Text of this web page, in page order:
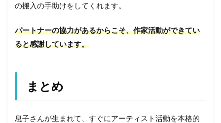
の搬入の手助けをしてくれます。
パートナーの協力があるからこそ、作家活動ができてい
ると感謝しています。
まとめ
息子さんが生まれて、すぐにアーティスト活動を本格的